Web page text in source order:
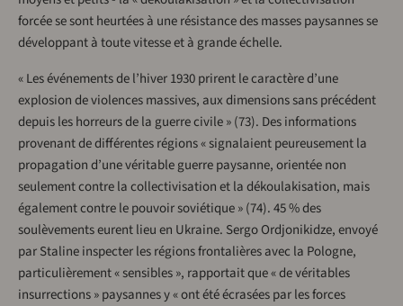
forcée se sont heurtées à une résistance des masses paysannes se
développant à toute vitesse et à grande échelle.
« Les événements de l’hiver 1930 prirent le caractère d’une
explosion de violences massives, aux dimensions sans précédent
depuis les horreurs de la guerre civile » (73). Des informations
provenant de différentes régions « signalaient peureusement la
propagation d’une véritable guerre paysanne, orientée non
seulement contre la collectivisation et la dékoulakisation, mais
également contre le pouvoir soviétique » (74). 45 % des
soulèvements eurent lieu en Ukraine. Sergo Ordjonikidze, envoyé
par Staline inspecter les régions frontalières avec la Pologne,
particulièrement « sensibles », rapportait que « de véritables
insurrections » paysannes y « ont été écrasées par les forces